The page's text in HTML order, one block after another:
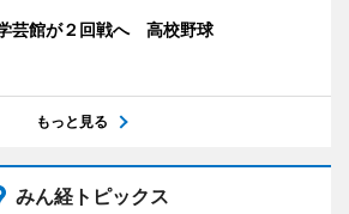
芸館が２回戦へ 高校野球
もっと見る
みん経トピックス